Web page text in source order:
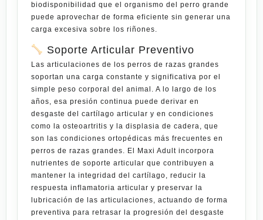
biodisponibilidad que el organismo del perro grande
puede aprovechar de forma eficiente sin generar una
carga excesiva sobre los riñones.
Soporte Articular Preventivo
Las articulaciones de los perros de razas grandes
soportan una carga constante y significativa por el
simple peso corporal del animal. A lo largo de los
años, esa presión continua puede derivar en
desgaste del cartílago articular y en condiciones
como la osteoartritis y la displasia de cadera, que
son las condiciones ortopédicas más frecuentes en
perros de razas grandes. El Maxi Adult incorpora
nutrientes de soporte articular que contribuyen a
mantener la integridad del cartílago, reducir la
respuesta inflamatoria articular y preservar la
lubricación de las articulaciones, actuando de forma
preventiva para retrasar la progresión del desgaste